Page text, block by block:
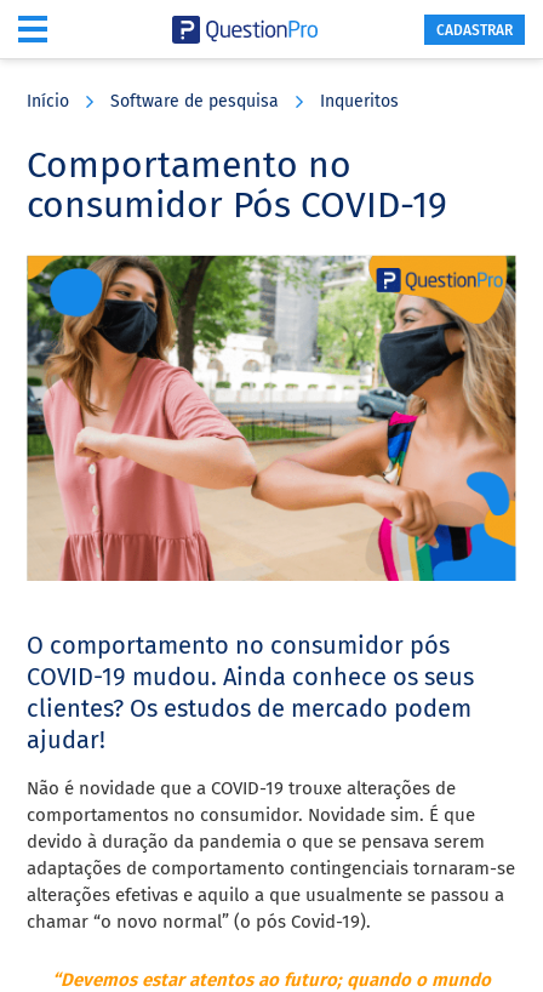
content
sidebar
CADASTRAR
Início Software de pesquisa Inqueritos
Comportamento no
consumidor Pós COVID-19
O comportamento no consumidor pós
COVID-19 mudou. Ainda conhece os seus
clientes? Os estudos de mercado podem
ajudar!
Não é novidade que a COVID-19 trouxe alterações de
comportamentos no consumidor. Novidade sim. É que
devido à duração da pandemia o que se pensava serem
adaptações de comportamento contingenciais tornaram-se
alterações efetivas e aquilo a que usualmente se passou a
chamar “o novo normal” (o pós Covid-19).
“Devemos estar atentos ao futuro; quando o mundo